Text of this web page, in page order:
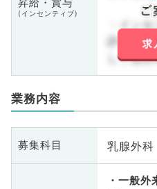
昇給・賞与
(インセンティブ)
・イン
詳しく
しくは
業務内容
募集科目 乳腺外科
一般外